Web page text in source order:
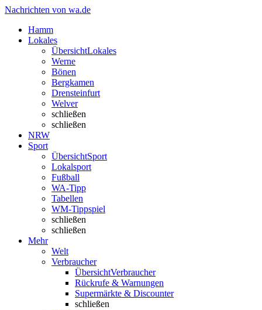
Nachrichten von wa.de
Hamm
Lokales
ÜbersichtLokales
Werne
Bönen
Bergkamen
Drensteinfurt
Welver
schließen
schließen
NRW
Sport
ÜbersichtSport
Lokalsport
Fußball
WA-Tipp
Tabellen
WM-Tippspiel
schließen
schließen
Mehr
Welt
Verbraucher
ÜbersichtVerbraucher
Rückrufe & Warnungen
Supermärkte & Discounter
schließen